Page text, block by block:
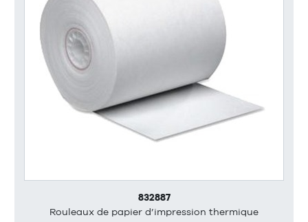
832887
Rouleaux de papier d’impression thermique